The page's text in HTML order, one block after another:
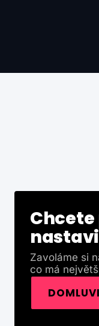
Zavoláme si
co má